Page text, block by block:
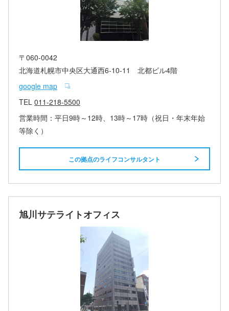
〒060-0042
北海道札幌市中央区大通西6-10-11 北都ビル4階
google map
TEL 011-218-5500
営業時間：平日9時～12時、13時～17時（祝日・年末年始
等除く）
この拠点のライフコンサルタント
旭川サテライトオフィス